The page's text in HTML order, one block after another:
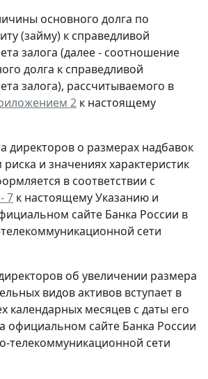
основного долга по
(займу) к справедливой
залога (далее - соотношение
долга к справедливой
залога), рассчитываемого в
2 к настоящему
директоров о размерах надбавок
и значениях характеристик
в соответствии с
7 к настоящему Указанию и
сайте Банка России в
сети
об увеличении размера
видов активов вступает в
календарных месяцев с даты его
официальном сайте Банка России
телекоммуникационной сети